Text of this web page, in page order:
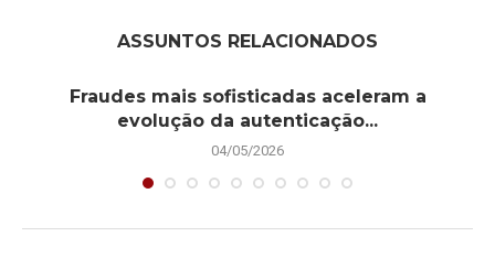
ASSUNTOS RELACIONADOS
Fraudes mais sofisticadas aceleram a
evolução da autenticação...
04/05/2026